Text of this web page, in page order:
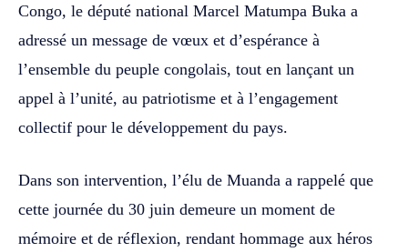
Congo, le député national Marcel Matumpa Buka a
adressé un message de vœux et d’espérance à
l’ensemble du peuple congolais, tout en lançant un
appel à l’unité, au patriotisme et à l’engagement
collectif pour le développement du pays.
Dans son intervention, l’élu de Muanda a rappelé que
cette journée du 30 juin demeure un moment de
mémoire et de réflexion, rendant hommage aux héros